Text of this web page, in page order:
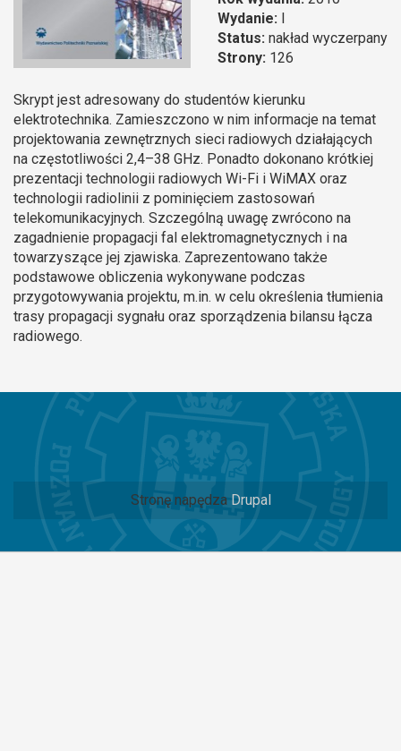
Wydanie: I
Status: nakład wyczerpany
Strony: 126
Skrypt jest adresowany do studentów kierunku
elektrotechnika. Zamieszczono w nim informacje na temat
projektowania zewnętrznych sieci radiowych działających
na częstotliwości 2,4–38 GHz. Ponadto dokonano krótkiej
prezentacji technologii radiowych Wi-Fi i WiMAX oraz
technologii radiolinii z pominięciem zastosowań
telekomunikacyjnych. Szczególną uwagę zwrócono na
zagadnienie propagacji fal elektromagnetycznych i na
towarzyszące jej zjawiska. Zaprezentowano także
podstawowe obliczenia wykonywane podczas
przygotowywania projektu, m.in. w celu określenia tłumienia
trasy propagacji sygnału oraz sporządzenia bilansu łącza
radiowego.
Stronę napędza Drupal